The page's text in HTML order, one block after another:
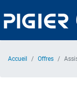
au
contenu
Accueil Offres